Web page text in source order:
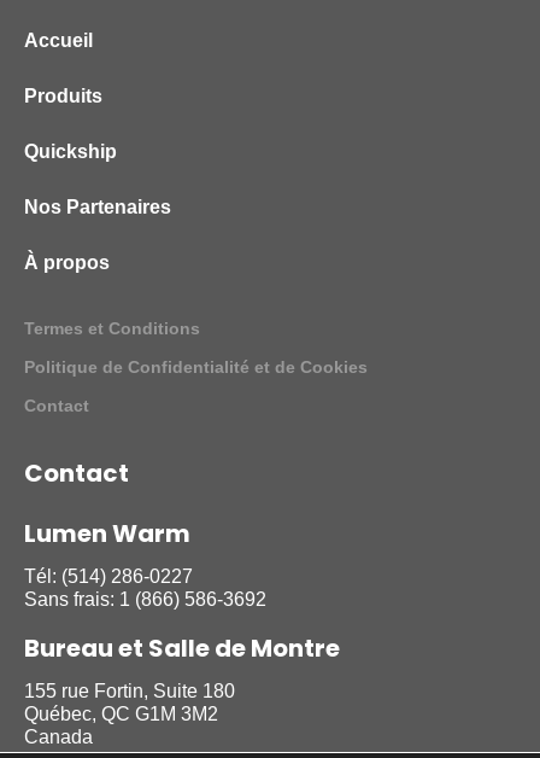
Accueil
Produits
Quickship
Nos Partenaires
À propos
Termes et Conditions
Politique de Confidentialité et de Cookies
Contact
Contact
Lumen Warm
Tél: (514) 286-0227
Sans frais: 1 (866) 586-3692
Bureau et Salle de Montre
155 rue Fortin, Suite 180
Québec, QC G1M 3M2
Canada